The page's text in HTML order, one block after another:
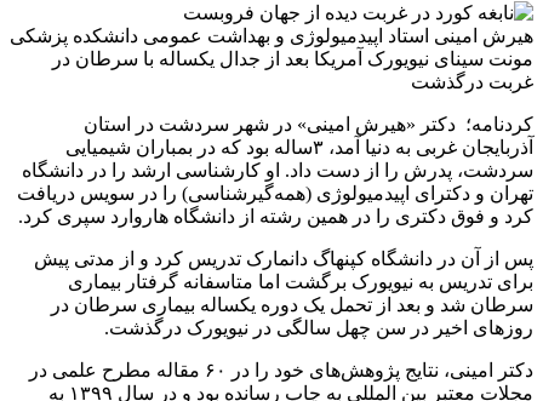
هیرش امینی استاد اپیدمیولوژی و بهداشت عمومی دانشکده پزشکی
مونت سینای نیویورک آمریکا بعد از جدال یکساله با سرطان در
غربت درگذشت
کردنامه؛ دکتر «هیرش امینی» در شهر سردشت در استان
آذربایجان غربی به دنیا آمد، ۳ساله بود که در بمباران شیمیایی
سردشت، پدرش را از دست داد. او کارشناسی ارشد را در دانشگاه
تهران و دکترای اپیدمیولوژی (همه‌گیرشناسی) را در سویس دریافت
کرد و فوق دکتری را در همین رشته از دانشگاه هاروارد سپری کرد.
پس از آن در دانشگاه کپنهاگ دانمارک تدریس کرد و از مدتی پیش
برای تدریس به نیویورک برگشت اما متاسفانه گرفتار بیماری
سرطان شد و بعد از تحمل یک دوره یکساله بیماری سرطان در
روزهای اخیر در سن چهل سالگی در نیویورک درگذشت.
دکتر امینی، نتایج پژوهش‌های خود را در ۶۰ مقاله مطرح علمی در
مجلات معتبر بین المللی به چاپ رسانده بود و در سال ۱۳۹۹ به